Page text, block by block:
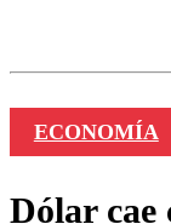
ECONOMÍA
Dólar cae